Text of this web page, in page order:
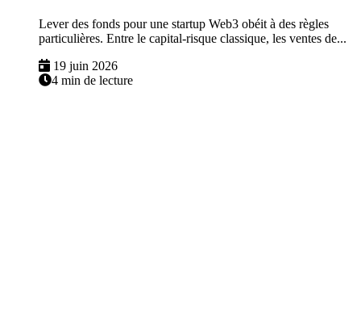
Lever des fonds pour une startup Web3 obéit à des règles
particulières. Entre le capital-risque classique, les ventes de...
19 juin 2026
4 min de lecture